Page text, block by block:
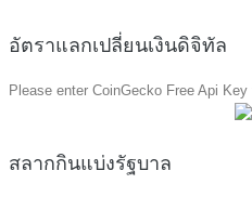
อัตราแลกเปลี่ยนเงินดิจิทัล
Please enter CoinGecko Free Api
สลากกินแบ่งรัฐบาล